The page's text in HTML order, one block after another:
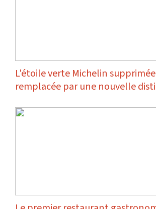
L'étoile verte Michelin
remplacée par une nouvelle